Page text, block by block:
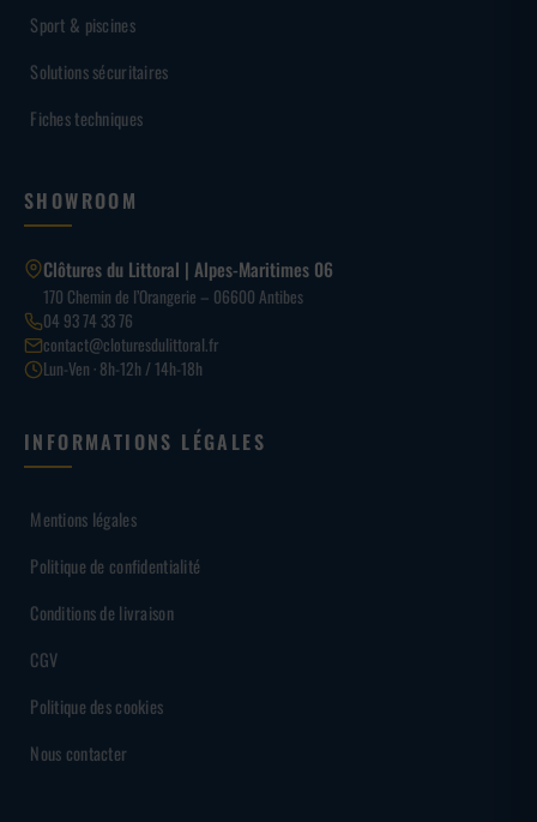
Sport & piscines
Solutions sécuritaires
Fiches techniques
SHOWROOM
Clôtures du Littoral | Alpes-Maritimes 06
170 Chemin de l’Orangerie – 06600 Antibes
04 93 74 33 76
contact@cloturesdulittoral.fr
Lun-Ven · 8h-12h / 14h-18h
INFORMATIONS LÉGALES
Mentions légales
Politique de confidentialité
Conditions de livraison
CGV
Politique des cookies
Nous contacter